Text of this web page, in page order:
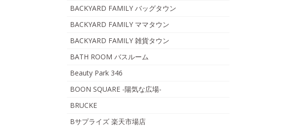
BACKYARD FAMILY バッグタウン
BACKYARD FAMILY ママタウン
BACKYARD FAMILY 雑貨タウン
BATH ROOM バスルーム
Beauty Park 346
BOON SQUARE -陽気な広場-
BRUCKE
Bサプライズ 楽天市場店